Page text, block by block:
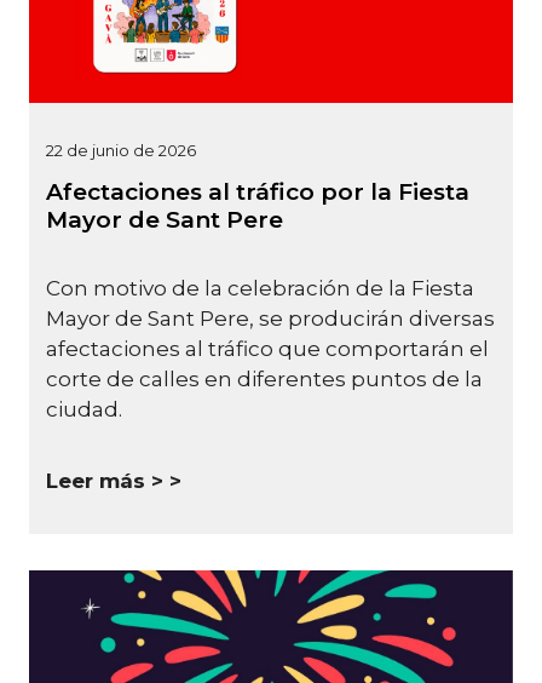
22 de junio de 2026
Afectaciones al tráfico por la Fiesta
Mayor de Sant Pere
Con motivo de la celebración de la Fiesta
Mayor de Sant Pere, se producirán diversas
afectaciones al tráfico que comportarán el
corte de calles en diferentes puntos de la
ciudad.
Leer más >